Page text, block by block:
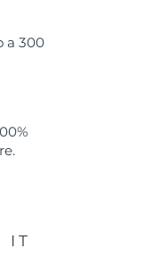
a 300
IT